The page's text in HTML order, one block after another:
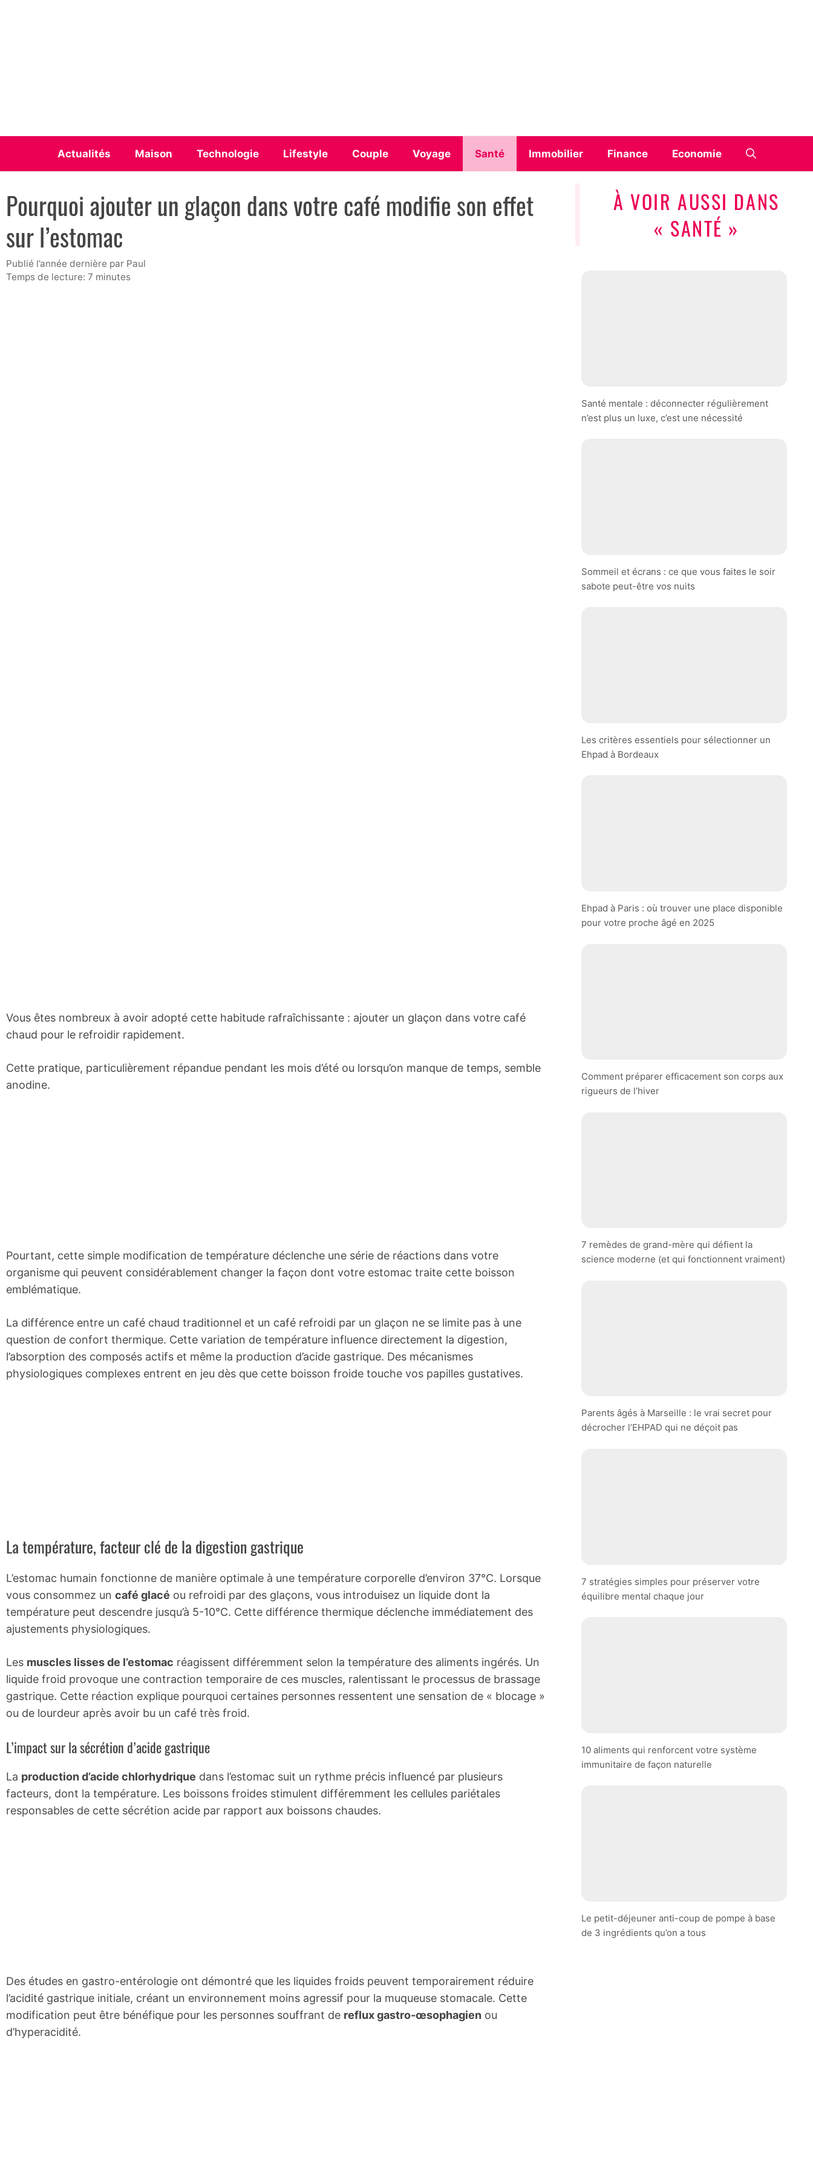
Actualités Maison Technologie Lifestyle Couple Voyage Santé Immobilier Finance Economie
Pourquoi ajouter un glaçon dans votre café modifie son effet
sur l’estomac
publié l’année dernière par Paul
Temps de lecture: 7 minutes
Vous êtes nombreux à avoir adopté cette habitude rafraîchissante : ajouter un glaçon dans votre café
chaud pour le refroidir rapidement.
Cette pratique, particulièrement répandue pendant les mois d’été ou lorsqu’on manque de temps, semble
anodine.
Pourtant, cette simple modification de température déclenche une série de réactions dans votre
organisme qui peuvent considérablement changer la façon dont votre estomac traite cette boisson
emblématique.
La différence entre un café chaud traditionnel et un café refroidi par un glaçon ne se limite pas à une
question de confort thermique. Cette variation de température influence directement la digestion,
l’absorption des composés actifs et même la production d’acide gastrique. Des mécanismes
physiologiques complexes entrent en jeu dès que cette boisson froide touche vos papilles gustatives.
La température, facteur clé de la digestion gastrique
L’estomac humain fonctionne de manière optimale à une température corporelle d’environ 37°C. Lorsque
vous consommez un café glacé ou refroidi par des glaçons, vous introduisez un liquide dont la
température peut descendre jusqu’à 5-10°C. Cette différence thermique déclenche immédiatement des
ajustements physiologiques.
Les muscles lisses de l’estomac réagissent différemment selon la température des aliments ingérés. Un
liquide froid provoque une contraction temporaire de ces muscles, ralentissant le processus de brassage
gastrique. Cette réaction explique pourquoi certaines personnes ressentent une sensation de « blocage »
ou de lourdeur après avoir bu un café très froid.
L’impact sur la sécrétion d’acide gastrique
La production d’acide chlorhydrique dans l’estomac suit un rythme précis influencé par plusieurs
facteurs, dont la température. Les boissons froides stimulent différemment les cellules pariétales
responsables de cette sécrétion acide par rapport aux boissons chaudes.
Des études en gastro-entérologie ont démontré que les liquides froids peuvent temporairement réduire
l’acidité gastrique initiale, créant un environnement moins agressif pour la muqueuse stomacale. Cette
modification peut être bénéfique pour les personnes souffrant de reflux gastro-œsophagien ou
d’hyperacidité.
À VOIR AUSSI DANS
« SANTÉ »
Santé mentale : déconnecter régulièrement
n’est plus un luxe, c’est une nécessité
Sommeil et écrans : ce que vous faites le soir
sabote peut-être vos nuits
Les critères essentiels pour sélectionner un
Ehpad à Bordeaux
Ehpad à Paris : où trouver une place disponible
pour votre proche âgé en 2025
Comment préparer efficacement son corps aux
rigueurs de l’hiver
7 remèdes de grand-mère qui défient la
science moderne (et qui fonctionnent vraiment)
Parents âgés à Marseille : le vrai secret pour
décrocher l’EHPAD qui ne déçoit pas
7 stratégies simples pour préserver votre
équilibre mental chaque jour
10 aliments qui renforcent votre système
immunitaire de façon naturelle
Le petit-déjeuner anti-coup de pompe à base
de 3 ingrédients qu’on a tous